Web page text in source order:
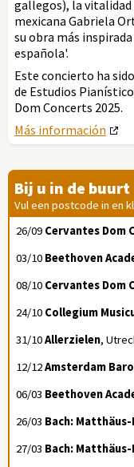
gallegos), la
mexicana Gabriela
su obra más
española'.
Este concierto ha
de Estudios
Dom Concerts 2025.
Más información
Bij u in de buurt
Vul een postcode in en
26/09 Cervantes Dom
03/10 Beethoven
08/10 Cervantes Dom
24/10 Collegium
31/10Allerzielen,
12/12Amsterdam
06/03 Beethoven
26/03 Bach:
27/03 Bach: